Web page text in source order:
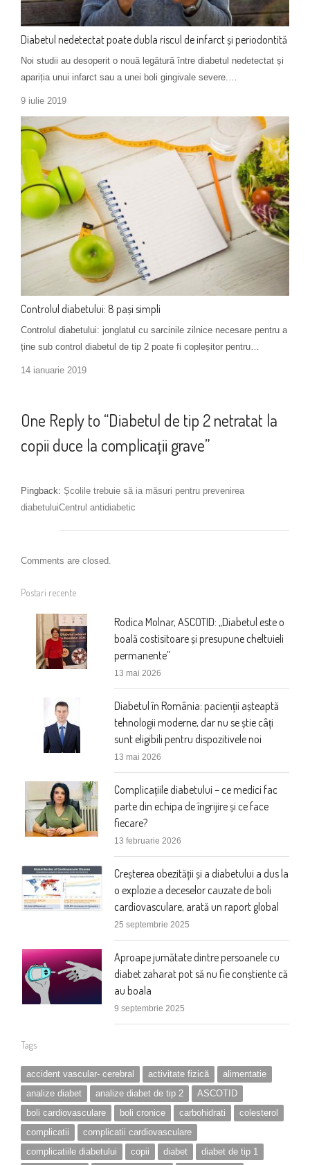
Diabetul nedetectat poate dubla riscul de infarct și periodontită
Noi studii au desoperit o nouă legătură între diabetul nedetectat și
apariția unui infarct sau a unei boli gingivale severe.…
9 iulie 2019
Controlul diabetului: 8 pași simpli
Controlul diabetului: jonglatul cu sarcinile zilnice necesare pentru a
ține sub control diabetul de tip 2 poate fi copleșitor pentru…
14 ianuarie 2019
One Reply to “Diabetul de tip 2 netratat la
copii duce la complicații grave”
Pingback: Școlile trebuie să ia măsuri pentru prevenirea
diabetuluiCentrul antidiabetic
Comments are closed.
Postari recente
Rodica Molnar, ASCOTID: „Diabetul este o
boală costisitoare și presupune cheltuieli
permanente”
13 mai 2026
Diabetul în România: pacienții așteaptă
tehnologii moderne, dar nu se știe câți
sunt eligibili pentru dispozitivele noi
13 mai 2026
Complicațiile diabetului – ce medici fac
parte din echipa de îngrijire și ce face
fiecare?
13 februarie 2026
Creșterea obezității și a diabetului a dus la
o explozie a deceselor cauzate de boli
cardiovasculare, arată un raport global
25 septembrie 2025
Aproape jumătate dintre persoanele cu
diabet zaharat pot să nu fie conștiente că
au boala
9 septembrie 2025
Tags
accident vascular- cerebral activitate fizică
alimentatie
analize diabet
analize diabet de tip 2
ASCOTID
boli cardiovasculare
boli cronice carbohidrati
colesterol
complicatii
complicatii cardiovasculare
complicatiile diabetului
copii diabet
diabet de tip 1